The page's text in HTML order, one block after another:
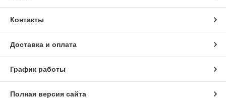
Контакты
Доставка и оплата
График работы
Полная версия сайта